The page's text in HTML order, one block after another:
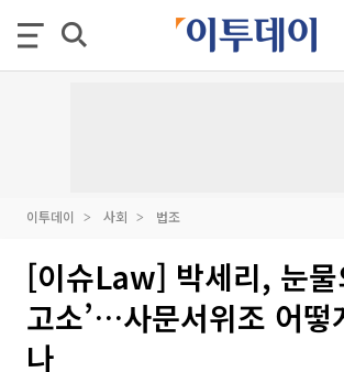
이투데이 사회 법조
[이슈Law] 박세리, 눈물
고소’…사문서위조 어떻
나